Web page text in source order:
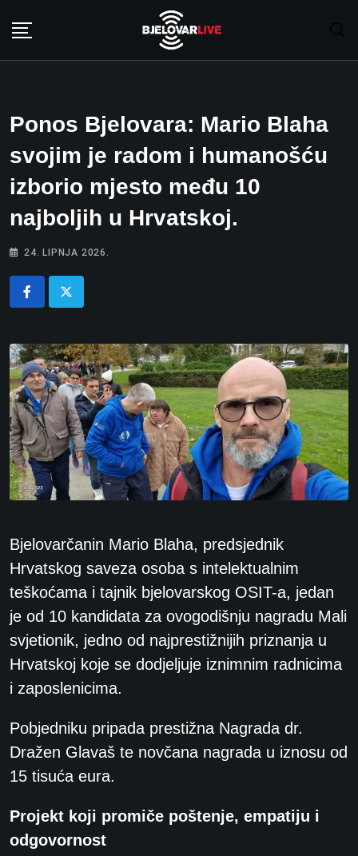
Ponos Bjelovara: Mario Blaha
svojim je radom i humanošću
izborio mjesto među 10
najboljih u Hrvatskoj.
24. LIPNJA 2026.
Bjelovarčanin Mario Blaha, predsjednik
Hrvatskog saveza osoba s intelektualnim
teškoćama i tajnik bjelovarskog OSIT-a, jedan
je od 10 kandidata za ovogodišnju nagradu Mali
svjetionik, jedno od najprestižnijih priznanja u
Hrvatskoj koje se dodjeljuje iznimnim radnicima
i zaposlenicima.
Pobjedniku pripada prestižna Nagrada dr.
Dražen Glavaš te novčana nagrada u iznosu od
15 tisuća eura.
Projekt koji promiče poštenje, empatiju i
odgovornost